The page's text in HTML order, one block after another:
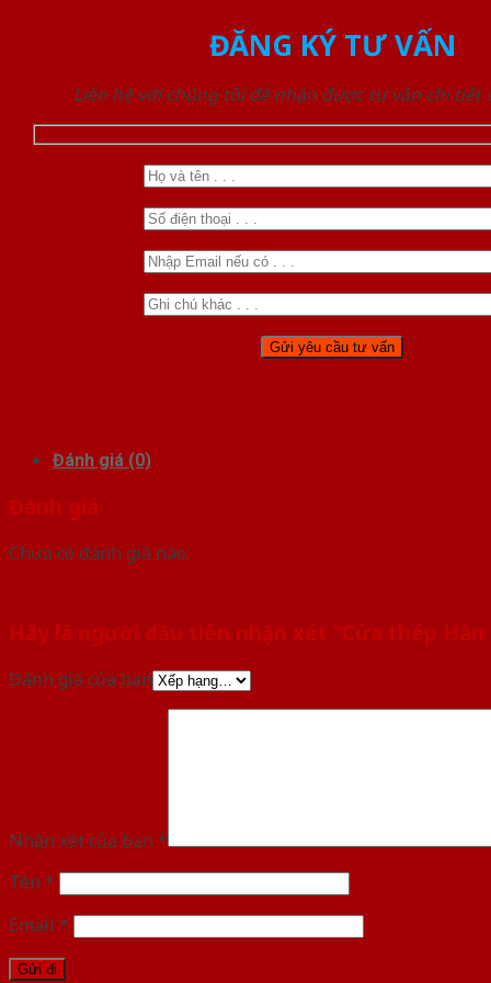
ĐĂNG KÝ TƯ VẤN
Liên hệ với chúng tôi để nhận được tư vấn chi tiết
Đánh giá (0)
Đánh giá
Chưa có đánh giá nào.
Hãy là người đầu tiên nhận xét “Cửa thép Hàn
Đánh giá của bạn
Nhận xét của bạn *
Tên *
Email *